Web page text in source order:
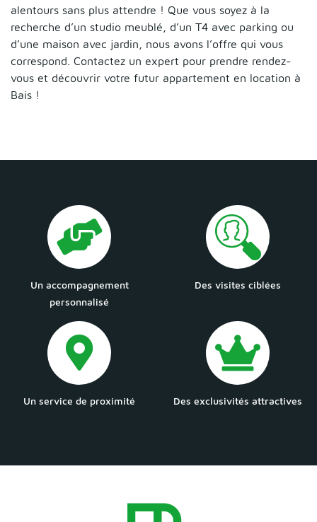
alentours sans plus attendre ! Que vous soyez à la
recherche d’un studio meublé, d’un T4 avec parking ou
d’une maison avec jardin, nous avons l’offre qui vous
correspond. Contactez un expert pour prendre rendez-
vous et découvrir votre futur appartement en location à
Bais !
Un accompagnement
personnalisé
Des visites ciblées
Un service de proximité Des exclusivités attractives